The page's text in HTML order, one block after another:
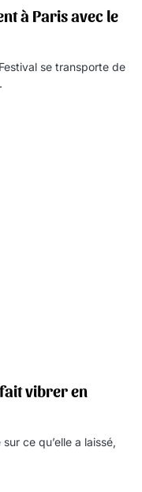
à Paris avec le
se transporte de
fait vibrer en
ce qu’elle a laissé,